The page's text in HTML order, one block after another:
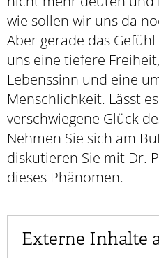
wie sollen wir uns da
Aber gerade das
uns eine tiefere
Lebenssinn und eine
Menschlichkeit. Lässt
verschwiegene Glück
Nehmen Sie sich am
diskutieren Sie mit Dr.
dieses Phänomen.
Externe Inhalte